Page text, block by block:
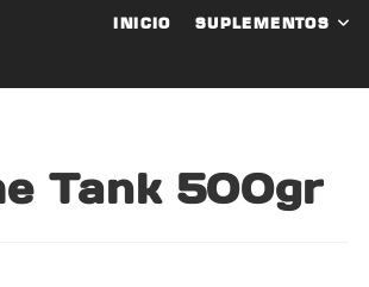
INICIO SUPLEMENTOS
Tank 500gr